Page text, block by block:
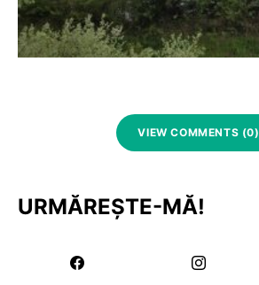
VIEW COMMENTS (0)
URMĂREȘTE-MĂ!